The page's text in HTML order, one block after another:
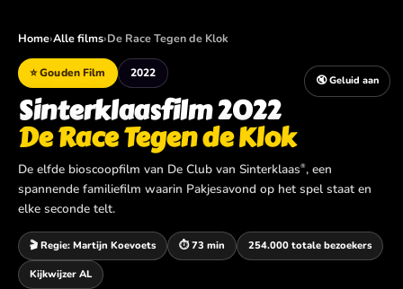
🔇 Geluid aan
Home›Alle films›De Race Tegen de Klok
⭐ Gouden Film 2022
Sinterklaasfilm 2022
De Race Tegen de Klok
De elfde bioscoopfilm van De Club van Sinterklaas®, een
spannende familiefilm waarin Pakjesavond op het spel staat en
elke seconde telt.
🎬 Regie: Martijn Koevoets ⏱️ 73 min 254.000 totale bezoekers
Kijkwijzer AL